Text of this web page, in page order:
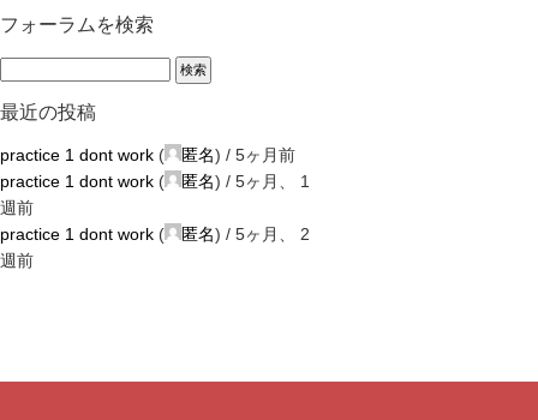
フォーラムを検索
最近の投稿
practice 1 dont work ( 匿名) / 5ヶ月前
practice 1 dont work ( 匿名) / 5ヶ月、 1
週前
practice 1 dont work ( 匿名) / 5ヶ月、 2
週前